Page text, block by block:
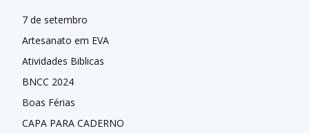
7 de setembro
Artesanato em EVA
Atividades Biblicas
BNCC 2024
Boas Férias
CAPA PARA CADERNO